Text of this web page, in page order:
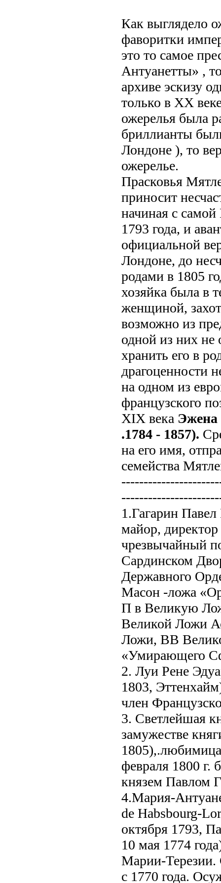
Как выглядело
фаворитки
это то самое
Антуанетты» ,
архиве эскизу
только в XX
ожерелья была
бриллианты
Лондоне ), то
ожерелье.
Прасковья
приносит
начиная с
1793 года, и
официальной
Лондоне, до
родами в 1805
хозяйка была в
женщиной,
возможно из
одной из них не
хранить его в
драгоценности
на одном из
французского
XIX века Эжена
.1784 - 1857).
на его имя,
семейства
1.Гагарин
майор, директор
чрезвычайный
Сардинском
Державного
Масон -ложа
П в Великую
Великой Ложи
Ложи, ВВ
«Умирающего
2. Луи Рене
1803,
член
3. Светлейшая
замужестве
февраля 1800 г.
князем Павлом
4.Мария-
de Habsbourg-
октября 1793,
10 мая 1774
Марии-
с 1770 года.